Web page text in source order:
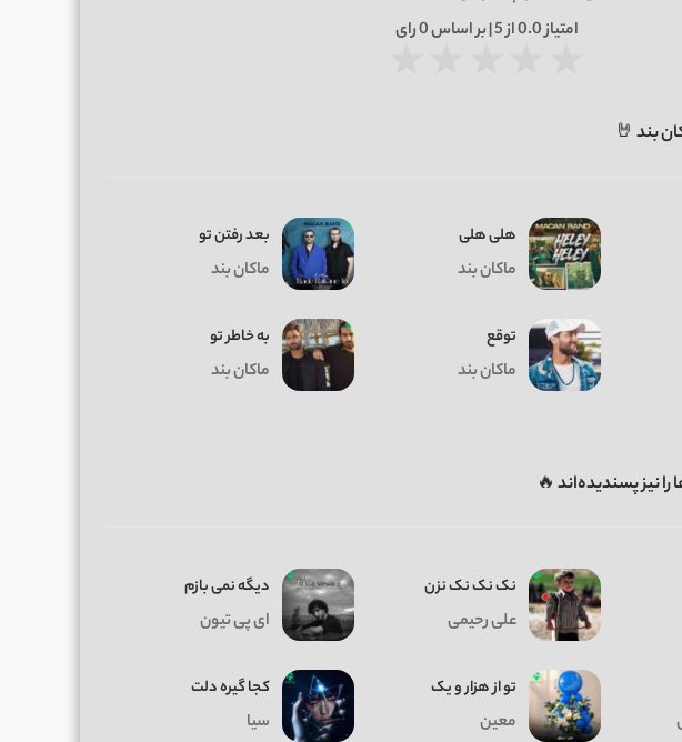
امتیاز0.0از 5 | بر اساس 0رای
بند 🤘
هلی هلی
ماکان بند
بعد رفتن تو
ماکان بند
توقع
ماکان بند
به خاطر تو
ماکان بند
نیز پسندیده‌اند 🔥
نک نک نک نزن
علی رحیمی
دیگه نمی بازم
ای پی تیون
تو از هزار و یک
معین
کجا گیره دلت
سیا